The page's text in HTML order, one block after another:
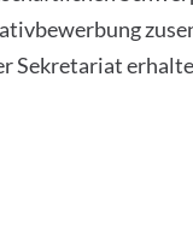
Sekretariat